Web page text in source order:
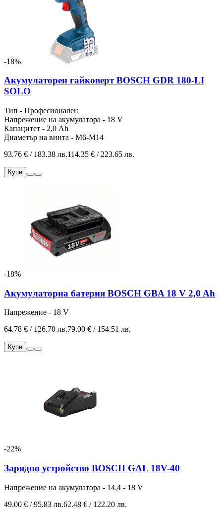
-18%
Акумулаторен гайковерт BOSCH GDR 180-LI
SOLO
Тип - Професионален
Напрежение на акумулатора - 18 V
Капацитет - 2,0 Ah
Диаметър на винта - M6-M14
93.76 € / 183.38 лв.114.35 € / 223.65 лв.
Купи
-18%
Акумулаторна батерия BOSCH GBA 18 V 2,0 Ah
Напрежение - 18 V
64.78 € / 126.70 лв.79.00 € / 154.51 лв.
Купи
-22%
Зарядно устройство BOSCH GAL 18V-40
Напрежение на акумулатора - 14,4 - 18 V
49.00 € / 95.83 лв.62.48 € / 122.20 лв.